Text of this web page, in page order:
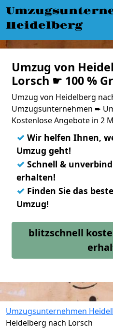
Heidelberg
Umzug von
Lorsch ☛ 100 %
Umzug von Heidelberg
Umzugsunternehmen ➨
Kostenlose Angebote in 2
✓ Wir helfen Ihnen,
Umzug geht!
✓ Schnell &
erhalten!
✓ Finden Sie das
Umzug!
blitzschnell
Umzugsunternehmen
Heidelberg nach Lorsch